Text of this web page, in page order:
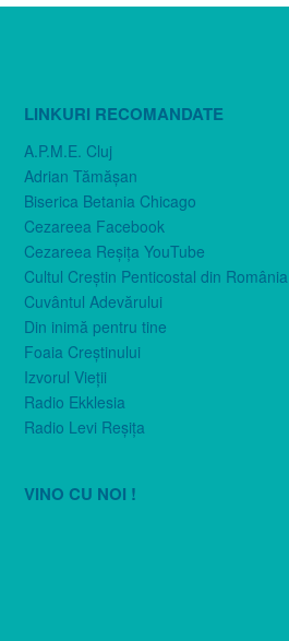
LINKURI RECOMANDATE
A.P.M.E. Cluj
Adrian Tămăşan
Biserica Betania Chicago
Cezareea Facebook
Cezareea Reşiţa YouTube
Cultul Creştin Penticostal din România
Cuvântul Adevărului
Din inimă pentru tine
Foaia Creştinului
Izvorul Vieţii
Radio Ekklesia
Radio Levi Reşiţa
VINO CU NOI !